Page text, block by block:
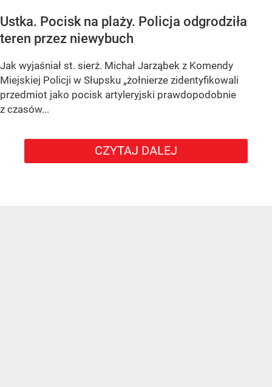
Ustka. Pocisk na plaży. Policja odgrodziła
teren przez niewybuch
Jak wyjaśniał st. sierż. Michał Jarząbek z Komendy
Miejskiej Policji w Słupsku „żołnierze zidentyfikowali
przedmiot jako pocisk artyleryjski prawdopodobnie
z czasów...
CZYTAJ DALEJ